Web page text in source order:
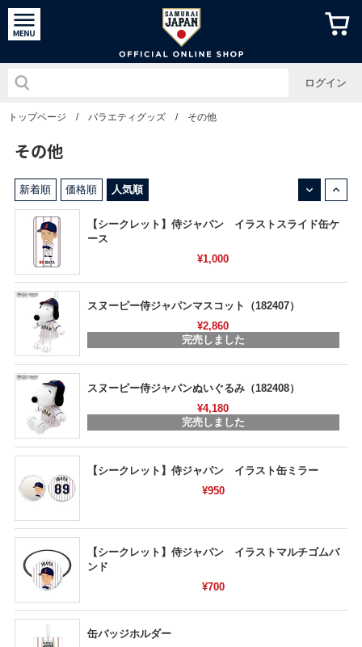
侍ジャパ
ログイン
トップページ / バラエティグッズ / その他
その他
新着順 価格順 人気順
【シークレット】侍ジャパン イラストスライド缶ケ
ース
¥1,000
スヌーピー侍ジャパンマスコット（182407）
¥2,860
完売しました
スヌーピー侍ジャパンぬいぐるみ（182408）
¥4,180
完売しました
【シークレット】侍ジャパン イラスト缶ミラー
¥950
【シークレット】侍ジャパン イラストマルチゴムバ
ンド
¥700
缶バッジホルダー